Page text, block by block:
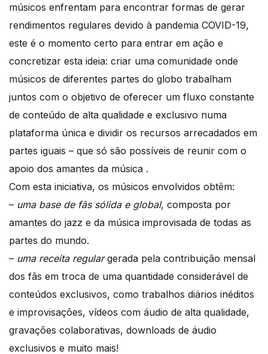
músicos enfrentam para encontrar formas de gerar
rendimentos regulares devido à pandemia COVID-19,
este é o momento certo para entrar em ação e
concretizar esta ideia: criar uma comunidade onde
músicos de diferentes partes do globo trabalham
juntos com o objetivo de oferecer um fluxo constante
de conteúdo de alta qualidade e exclusivo numa
plataforma única e dividir os recursos arrecadados em
partes iguais – que só são possíveis de reunir com o
apoio dos amantes da música .
Com esta iniciativa, os músicos envolvidos obtêm:
– uma base de fãs sólida e global, composta por
amantes do jazz e da música improvisada de todas as
partes do mundo.
– uma receita regulargerada pela contribuição mensal
dos fãs em troca de uma quantidade considerável de
conteúdos exclusivos, como trabalhos diários inéditos
e improvisações, vídeos com áudio de alta qualidade,
gravações colaborativas, downloads de áudio
exclusivos e muito mais!